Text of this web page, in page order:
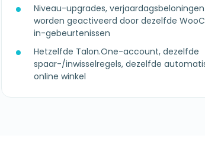
Niveau-upgrades,
worden geactiveerd door dezelfde
in-gebeurtenissen
Hetzelfde Talon.One-account, dezelfde
spaar-/inwisselregels, dezelfde
online winkel